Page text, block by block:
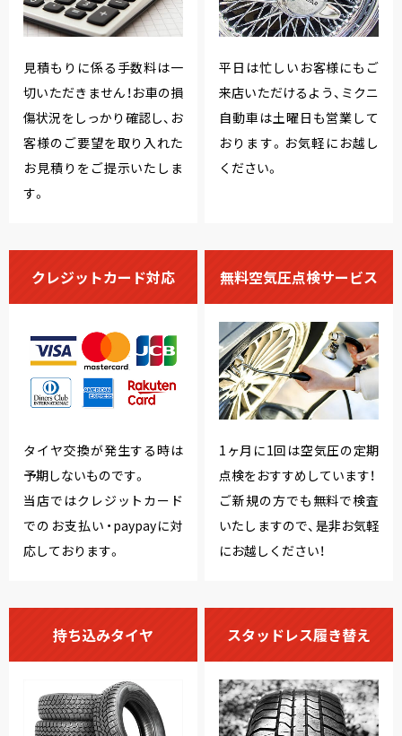
見積もりに係る手数料は一
切いただきません！お車の損
傷状況をしっかり確認し、お
客様のご要望を取り入れた
お見積りをご提示いたしま
す。
平日は忙しいお客様にもご
来店いただけるよう、ミクニ
自動車は土曜日も営業して
おります。お気軽にお越し
ください。
クレジットカード対応
タイヤ交換が発生する時は
予期しないものです。
当店ではクレジットカード
でのお支払い・paypayに対
応しております。
無料空気圧点検サービス
1ヶ月に1回は空気圧の定期
点検をおすすめしています！
ご新規の方でも無料で検査
いたしますので、是非お気軽
にお越しください！
持ち込みタイヤ スタッドレス履き替え